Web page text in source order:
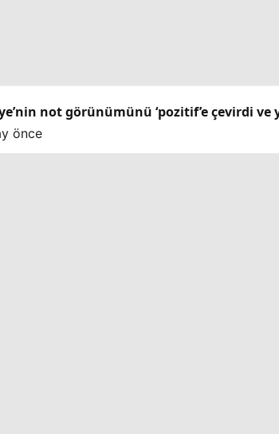
not görünümünü ‘pozitif’e çevirdi ve
önce